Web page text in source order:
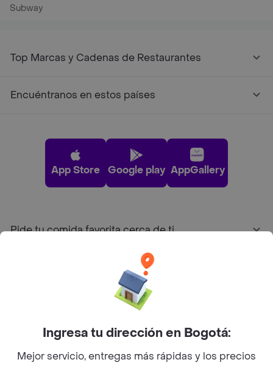
Subway
Top Marcas y Cadenas de Restaurantes
Encuéntranos en estos países
App Store Google play AppGallery
Pide tu comida favorita cerca de ti
Sobre Rappi
Ingresa tu dirección en Bogotá:
Mejor servicio, entregas más rápidas y los precios